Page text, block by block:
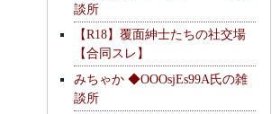
談所
【R18】覆面紳士たちの社交場
【合同スレ】
みちゃか ◆OOOsjEs99A氏の雑
談所